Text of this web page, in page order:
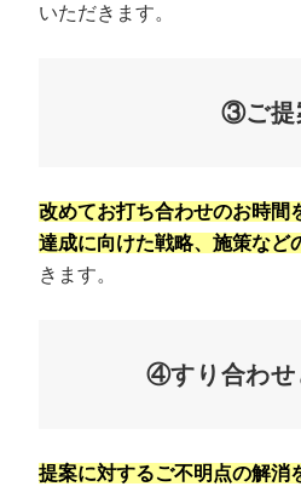
いただきます。
③ご提
改めてお打ち合わせのお時間
達成に向けた戦略、施策など
きます。
④すり合わせ
提案に対するご不明点の解消